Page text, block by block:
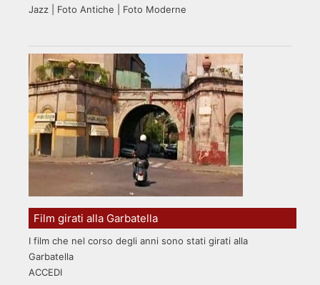
Jazz | Foto Antiche | Foto Moderne
Film girati alla Garbatella
I film che nel corso degli anni sono stati girati alla
Garbatella
ACCEDI